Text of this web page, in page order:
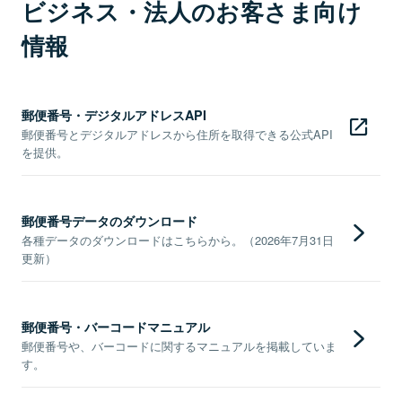
ビジネス・法人のお客さま向け
情報
郵便番号・デジタルアドレスAPI
郵便番号とデジタルアドレスから住所を取得できる公式API
を提供。
郵便番号データのダウンロード
各種データのダウンロードはこちらから。（2026年7月31日
更新）
郵便番号・バーコードマニュアル
郵便番号や、バーコードに関するマニュアルを掲載していま
す。